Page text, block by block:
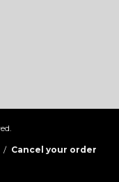
/ Cancel your order